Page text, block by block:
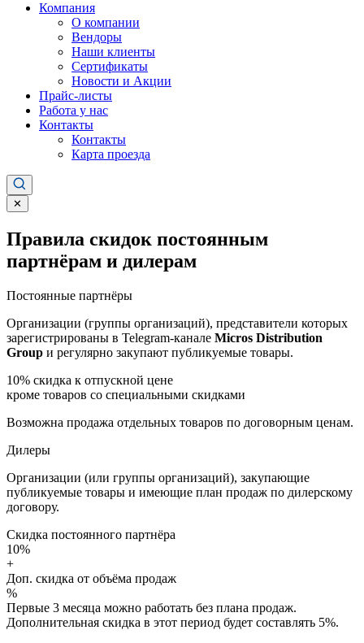
Компания
О компании
Вендоры
Наши клиенты
Сертификаты
Новости и Акции
Прайс-листы
Работа у нас
Контакты
Контакты
Карта проезда
✕
Правила скидок постоянным
партнёрам и дилерам
Постоянные партнёры
Организации (группы организаций), представители которых
зарегистрированы в Telegram-канале Micros Distribution
Group и регулярно закупают публикуемые товары.
10% скидка к отпускной цене
кроме товаров со специальными скидками
Возможна продажа отдельных товаров по договорным ценам.
Дилеры
Организации (или группы организаций), закупающие
публикуемые товары и имеющие план продаж по дилерскому
договору.
Скидка постоянного партнёра
10%
+
Доп. скидка от объёма продаж
%
Первые 3 месяца можно работать без плана продаж.
Дополнительная скидка в этот период будет составлять 5%.